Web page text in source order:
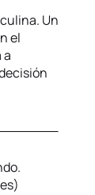
Un
el
a